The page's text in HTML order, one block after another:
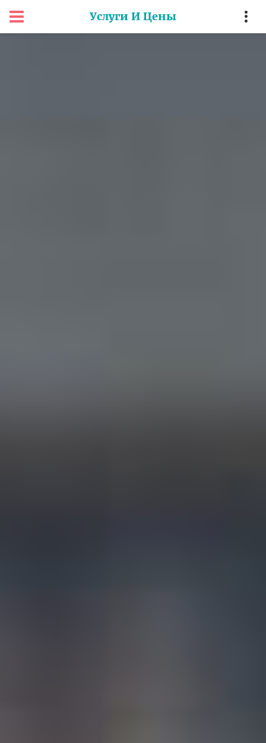
Услуги И Цены